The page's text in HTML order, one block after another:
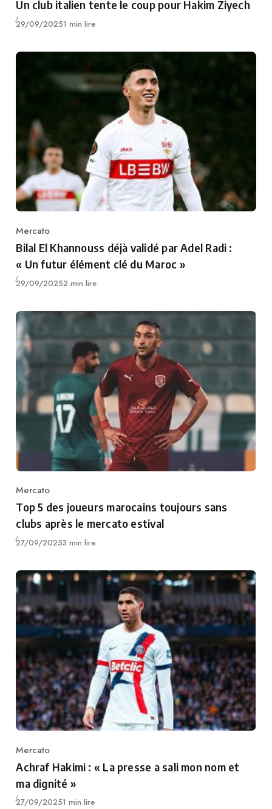
Un club italien tente le coup pour Hakim Ziyech
Publié
29/09/20251 min lire
Category
Mercato
Bilal El Khannouss déjà validé par Adel Radi :
« Un futur élément clé du Maroc »
Publié
29/09/20252 min lire
Category
Mercato
Top 5 des joueurs marocains toujours sans
clubs après le mercato estival
Publié
27/09/20253 min lire
Category
Mercato
Achraf Hakimi : « La presse a sali mon nom et
ma dignité »
Publié
27/09/20251 min lire